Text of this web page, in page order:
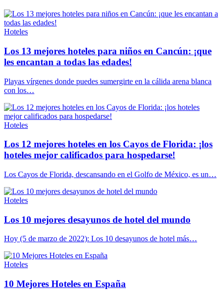
Hoteles
Los 13 mejores hoteles para niños en Cancún: ¡que
les encantan a todas las edades!
Playas vírgenes donde puedes sumergirte en la cálida arena blanca
con los…
Hoteles
Los 12 mejores hoteles en los Cayos de Florida: ¡los
hoteles mejor calificados para hospedarse!
Los Cayos de Florida, descansando en el Golfo de México, es un…
Hoteles
Los 10 mejores desayunos de hotel del mundo
Hoy (5 de marzo de 2022): Los 10 desayunos de hotel más…
Hoteles
10 Mejores Hoteles en España